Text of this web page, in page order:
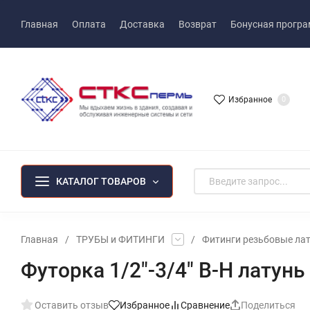
Главная Оплата Доставка Возврат Бонусная
Избранное 0
КАТАЛОГ ТОВАРОВ
Главная / ТРУБЫ и ФИТИНГИ / Фитинги резьбовые
Футорка 1/2"-3/4" В-Н латунь
Оставить отзыв Избранное Сравнение Поделиться